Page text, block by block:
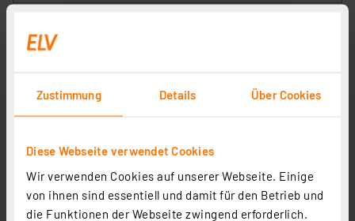
Zustimmung Details Über Cookies
Diese Webseite verwendet Cookies
Wir verwenden Cookies auf unserer Webseite. Einige
von ihnen sind essentiell und damit für den Betrieb und
die Funktionen der Webseite zwingend erforderlich.
Homematic 3-Kanal-Funk-Schließerkontakt-Interface
HM-SCI-3-FM für Smart Home / Hausautomation